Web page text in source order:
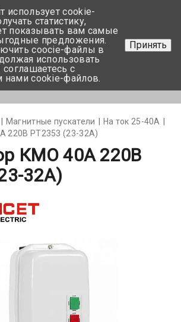
+375 17-350-99-56
+375 44-752-82-08
Задать вопрос
Магнитные пускатели
На ток 25-40А
220В РТ2353 (23-32А)
КМО 40А 220В
32А)
использует cookie-
статистику,
показывать вам самые
предложения.
coocie-файлы в
использовать
с
нами cookie-файлов.
Принять